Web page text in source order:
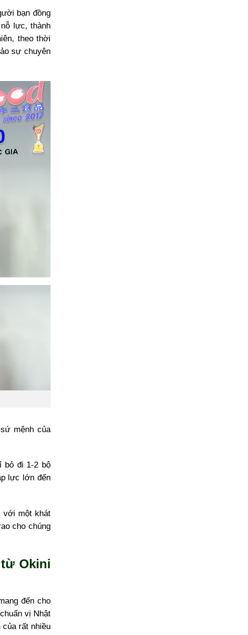
bạn đồng
lực, thành
theo thời
sự chuyên
mệnh của
bỏ đi 1-2 bộ
lực lớn đến
với một khát
cho chúng
Okini
đến cho
vị Nhật
rất nhiều